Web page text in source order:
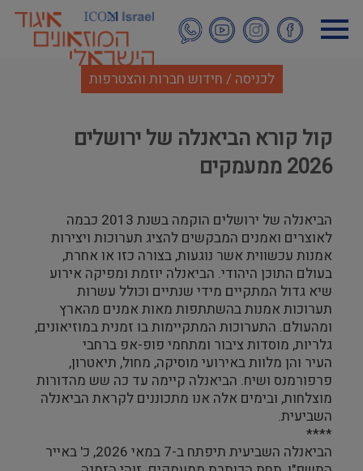
לתוכן
העיקרי
לכניסה / חידוש חברות והצטרפות
קול קורא הביאנלה של ירושלים
2026 ממעמקים
הביאנלה של ירושלים הוקמה בשנת 2013 כבמה
לאוצרים ואמנים המבקשים להציג תערוכות ויצירות
אמנות עכשווית אשר נוגעות, בצורה כזו או אחרת,
בעולם התוכן היהודי. הביאנלה יוזמת ומפיקה אירוע
שיא גדול המתקיים מידי שנתיים וכולל עשרות
תערוכות אמנות בהשתתפות מאות אמנים מהארץ
ומהעולם. התערוכות המתקיימות בו זמנית במוזיאונים,
גלריות, מוסדות ציבור ומתחמי פופ-אפ ברחבי
העיר והן מלוות באירועי מוסיקה, מחול, תיאטרון,
פרפורמנס ושיח. הביאנלה קיימה עד כה שש מהדורות
מוצלחות, ובימים אלה אנו מתכוננים לקראת הביאנלה
השביעית.
****
הביאנלה השביעית תיפתח ב-7 במאי 2026, כ' באייר